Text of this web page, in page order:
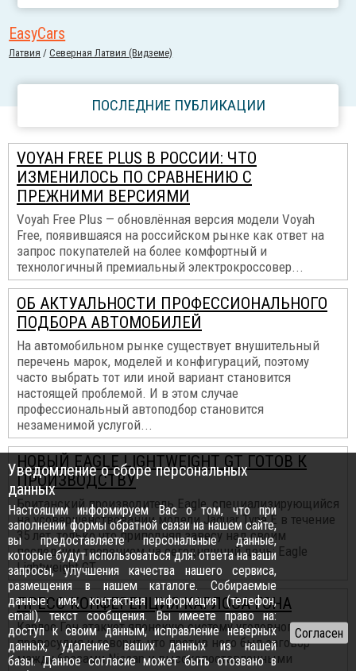
EasyCars
Латвия /Северная Латвия (Видземе)
ПОСЛЕДНИЕ ПУБЛИКАЦИИ
VOYAH FREE PLUS В РОССИИ: ЧТО
ИЗМЕНИЛОСЬ ПО СРАВНЕНИЮ С
ПРЕЖНИМИ ВЕРСИЯМИ
Voyah Free Plus — обновлённая версия модели Voyah
Free, появившаяся на российском рынке как ответ на
запрос покупателей на более комфортный и
технологичный премиальный электрокроссовер...
ОБ АКТУАЛЬНОСТИ ПРОФЕССИОНАЛЬНОГО
ПОДБОРА АВТОМОБИЛЕЙ
На автомобильном рынке существует внушительный
перечень марок, моделей и конфигураций, поэтому
часто выбрать тот или иной вариант становится
настоящей проблемой. И в этом случае
профессиональный автоподбор становится
незаменимой услугой...
НОВЫЙ EAGLE LIGHTWEIGHT GT ГОТОВ К
ПРОИЗВОДСТВУ
Британский производитель Eagle, специализирующийся
на усовершенствовании модели Jaguar Type E в течение
35 лет, только что приподнял завесу над своим
последним творением на сегодняшний день: Eagle
Lightweight GT...
ПРЕСС-КОНФЕРЕНЦИЯ КАРЛОСА ГОНА
Карлос Гон атакует японскую систему уголовного
правосудия и говорит, что против него был заговор
между боссами Nissan и высокопоставленными
Уведомление о сборе персональных
данных
Настоящим информируем Вас о том, что при
заполнении формы обратной связи на нашем сайте,
вы предоставляете персональные данные,
которые будут использоваться для: ответа на ваши
запросы, улучшения качества нашего сервиса,
размещения в нашем каталоге. Собираемые
данные: имя, контактная информация (телефон,
email), текст сообщения. Вы имеете право на:
доступ к своим данным, исправление неверных
данных, удаление ваших данных из нашей
базы. Данное согласие может быть отозвано в